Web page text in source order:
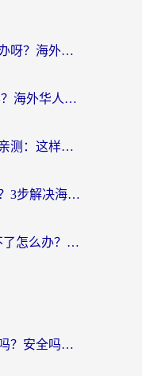
汽水到国外不能用了吗怎么办呀？海外党追剧看片的救星在这里！
音悦Tai在瑞典用不了怎么办？海外华人追剧听歌的实用指南
优酷境外地域限制？海外党亲测：这样看国内剧再也不卡（附3个实用场景解决）
香港西瓜视频看不了怎么办？3步解决海外追剧难题，附靠谱加速器推荐
喜马拉雅FM在马来西亚用不了怎么办？海外华人亲测有效的回国加速指南
在国外打鸣潮用加速器有用吗？安全吗？海外玩家国服游戏加速全指南